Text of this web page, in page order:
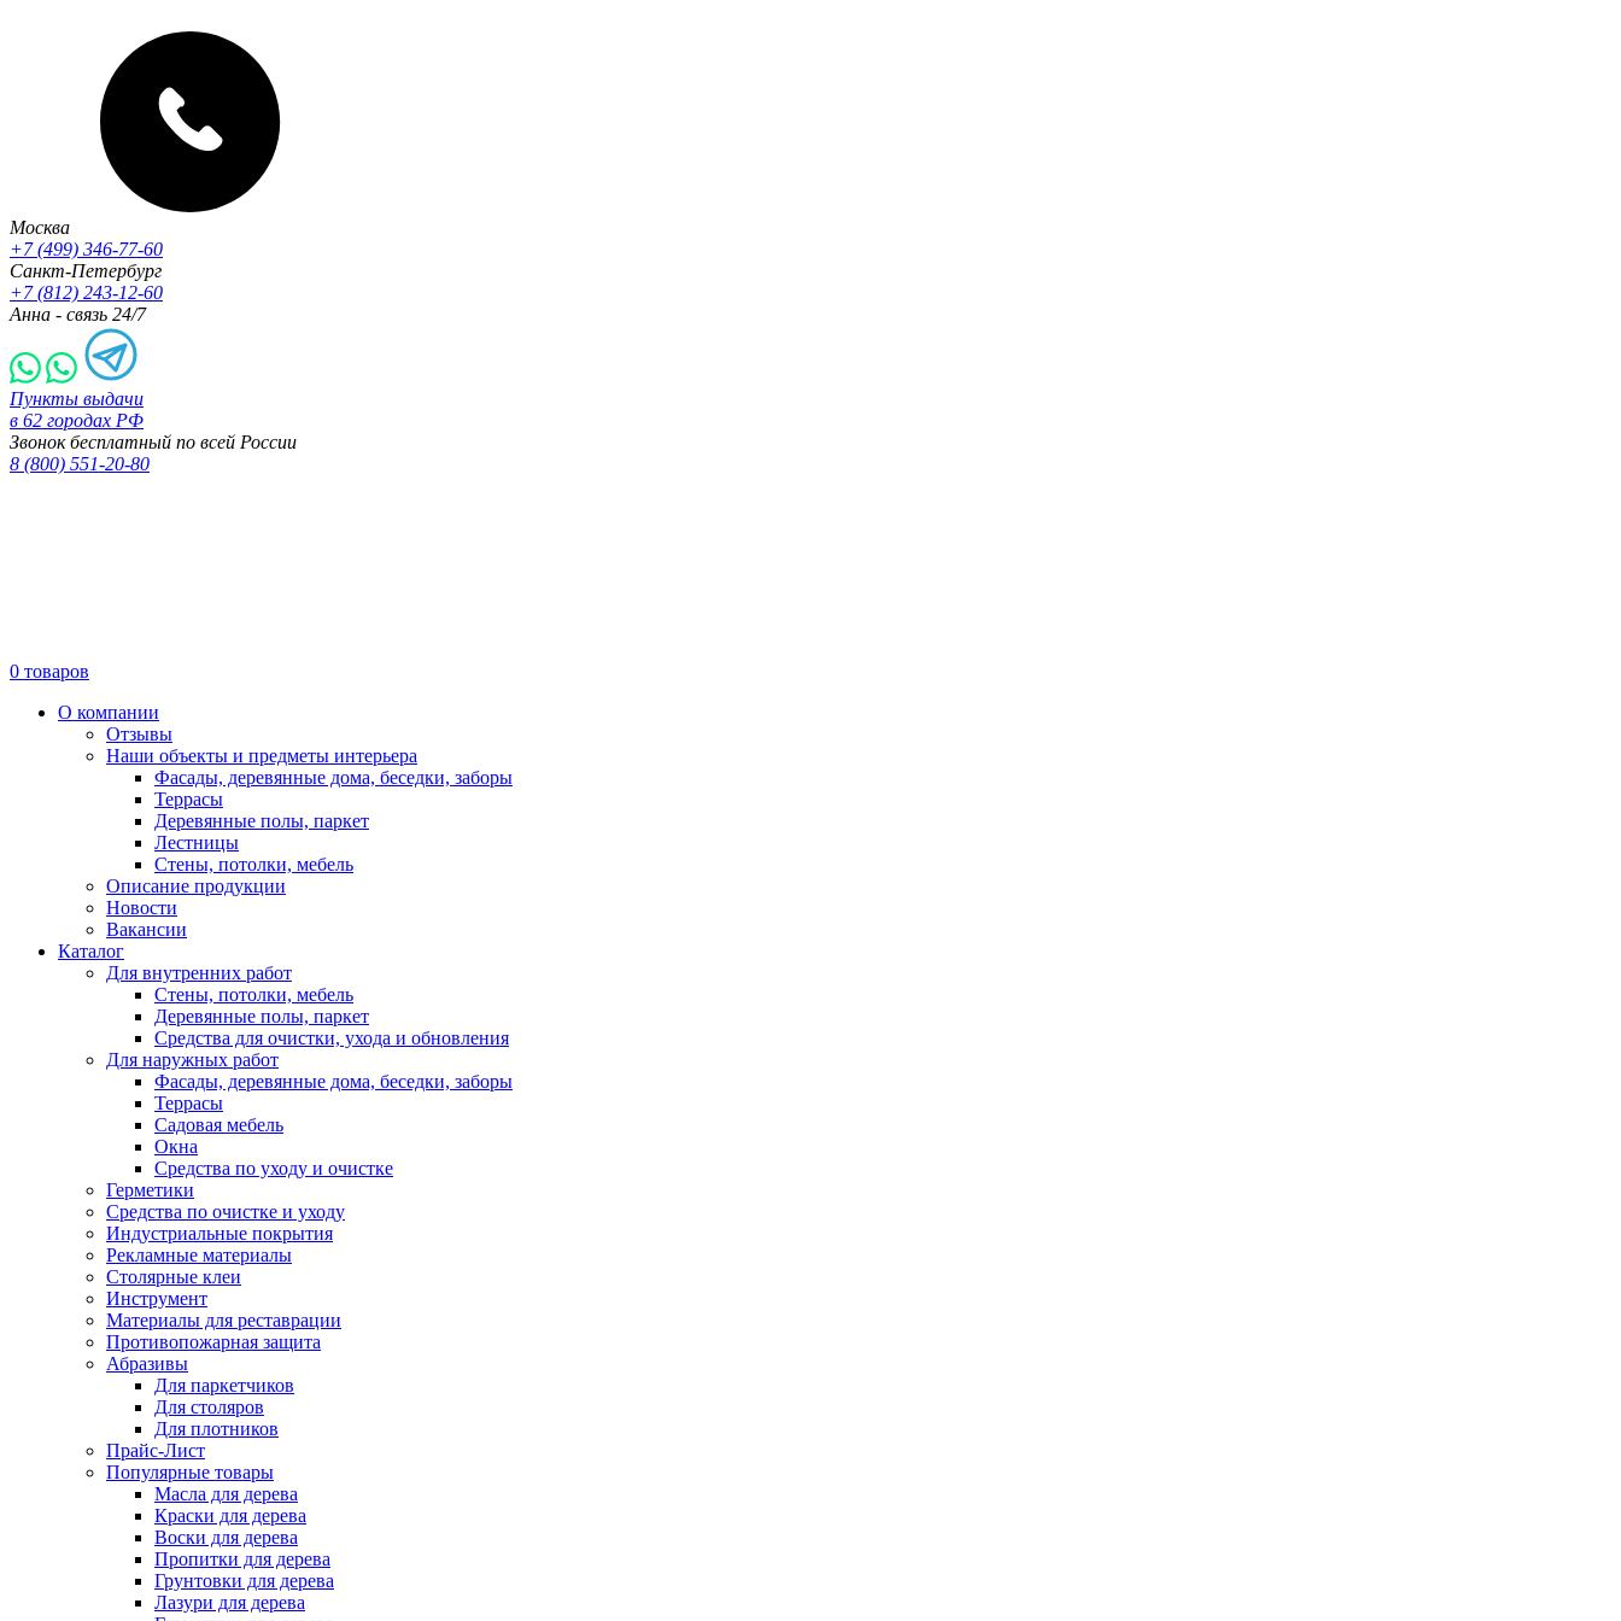
Москва
+7 (499) 346-77-60
Санкт-Петербург
+7 (812) 243-12-60
Анна - связь 24/7
Пункты выдачи
в 62 городах РФ
Звонок бесплатный по всей России
8 (800) 551-20-80
0 товаров
О компании
Отзывы
Наши объекты и предметы интерьера
Фасады, деревянные дома, беседки, заборы
Террасы
Деревянные полы, паркет
Лестницы
Стены, потолки, мебель
Описание продукции
Новости
Вакансии
Каталог
Для внутренних работ
Стены, потолки, мебель
Деревянные полы, паркет
Средства для очистки, ухода и обновления
Для наружных работ
Фасады, деревянные дома, беседки, заборы
Террасы
Садовая мебель
Окна
Средства по уходу и очистке
Герметики
Средства по очистке и уходу
Индустриальные покрытия
Рекламные материалы
Столярные клеи
Инструмент
Материалы для реставрации
Противопожарная защита
Абразивы
Для паркетчиков
Для столяров
Для плотников
Прайс-Лист
Популярные товары
Масла для дерева
Краски для дерева
Воски для дерева
Пропитки для дерева
Грунтовки для дерева
Лазури для дерева